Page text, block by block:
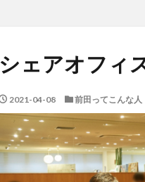
シェアオフィ
2021-04-08 前田ってこんな人